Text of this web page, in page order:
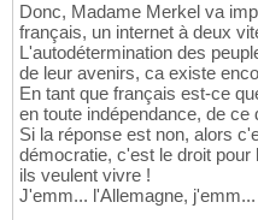
Donc, Madame Merkel va
français, un internet à deux
L'autodétermination des
de leur avenirs, ca existe
En tant que français est-ce
en toute indépendance, de ce
Si la réponse est non, alors
démocratie, c'est le droit
ils veulent vivre !
J'emm... l'Allemagne,